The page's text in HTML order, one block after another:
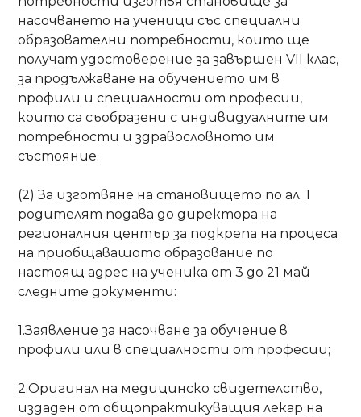
насочването на ученици със специални
образователни потребности, които ще
получат удостоверение за завършен VII клас,
за продължаване на обучението им в
профили и специалности от професии,
които са съобразени с индивидуалните им
потребности и здравословното им
състояние.
(2) За изготвяне на становището по ал. 1
родителят подава до директора на
регионалния център за подкрепа на процеса
на приобщаващото образование по
настоящ адрес на ученика от 3 до 21 май
следните документи:
1.Заявление за насочване за обучение в
профили или в специалности от професии;
2.Оригинал на медицинско свидетелство,
издаден от общопрактикуващия лекар на